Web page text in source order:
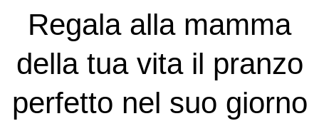
Regala alla mamma
della tua vita il pranzo
perfetto nel suo giorno